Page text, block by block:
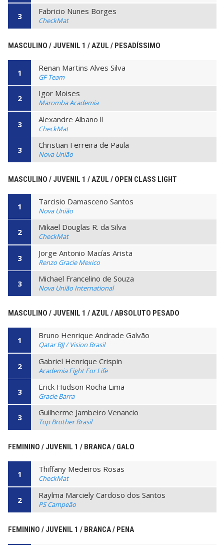
3 Fabricio Nunes Borges
CheckMat
MASCULINO / JUVENIL 1 / AZUL / PESADÍSSIMO
1 Renan Martins Alves Silva
GF Team
2 Igor Moises
Maromba Academia
3 Alexandre Albano ll
CheckMat
3 Christian Ferreira de Paula
Nova União
MASCULINO / JUVENIL 1 / AZUL / OPEN CLASS LIGHT
1 Tarcisio Damasceno Santos
Nova União
2 Mikael Douglas R. da Silva
CheckMat
3 Jorge Antonio Macías Arista
Renzo Gracie Mexico
3 Michael Francelino de Souza
Nova União International
MASCULINO / JUVENIL 1 / AZUL / ABSOLUTO PESADO
1 Bruno Henrique Andrade Galvão
Qatar BJJ / Vision Brasil
2 Gabriel Henrique Crispin
Academia Fight For Life
3 Erick Hudson Rocha Lima
Gracie Barra
3 Guilherme Jambeiro Venancio
Top Brother Brasil
FEMININO / JUVENIL 1 / BRANCA / GALO
1 Thiffany Medeiros Rosas
CheckMat
2 Raylma Marciely Cardoso dos Santos
PS Campeão
FEMININO / JUVENIL 1 / BRANCA / PENA